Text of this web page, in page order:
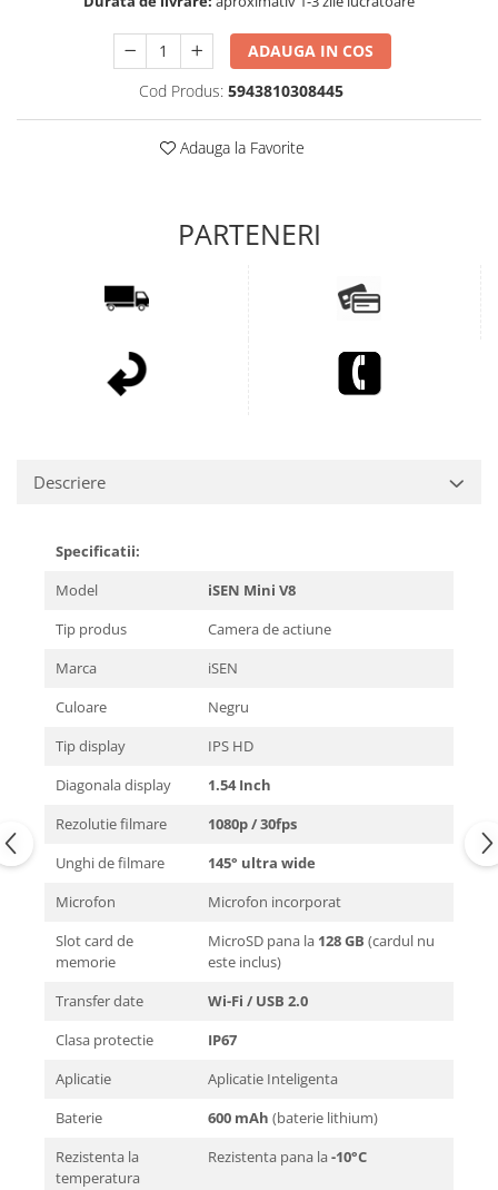
ADAUGA IN COS
Cod Produs: 5943810308445
Adauga la Favorite
Descriere
Specificatii:
Model
iSEN Mini V8
Tip produs
Camera de actiune
Marca
iSEN
Culoare
Negru
Tip display
IPS HD
Diagonala display
1.54 Inch
Rezolutie filmare
1080p / 30fps
Unghi de filmare
145° ultra wide
Microfon
Microfon incorporat
Slot card de
memorie
MicroSD pana la 128 GB (cardul nu
este inclus)
Transfer date
Wi-Fi / USB 2.0
Clasa protectie
IP67
Aplicatie
Aplicatie Inteligenta
Baterie
600 mAh (baterie lithium)
Rezistenta la
temperatura
Rezistenta pana la-10°C